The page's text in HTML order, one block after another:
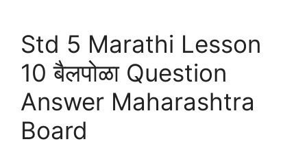
Std 5 Marathi Lesson
10 बैलपोळा Question
Answer Maharashtra
Board